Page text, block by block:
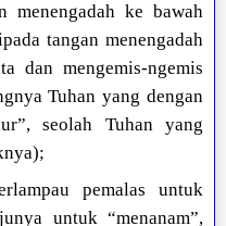
menengadah ke bawah
tangan menengadah
dan mengemis-ngemis
Tuhan yang dengan
seolah Tuhan yang
pemalas untuk
untuk “menanam”,